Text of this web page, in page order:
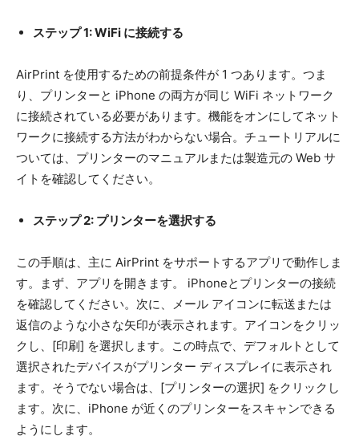
ステップ 1: WiFi に接続する
AirPrint を使用するための前提条件が 1 つあります。つま
り、プリンターと iPhone の両方が同じ WiFi ネットワーク
に接続されている必要があります。機能をオンにしてネット
ワークに接続する方法がわからない場合。チュートリアルに
ついては、プリンターのマニュアルまたは製造元の Web サ
イトを確認してください。
ステップ 2: プリンターを選択する
この手順は、主に AirPrint をサポートするアプリで動作しま
す。まず、アプリを開きます。 iPhoneとプリンターの接続
を確認してください。次に、メール アイコンに転送または
返信のような小さな矢印が表示されます。アイコンをクリッ
クし、[印刷] を選択します。この時点で、デフォルトとして
選択されたデバイスがプリンター ディスプレイに表示され
ます。そうでない場合は、[プリンターの選択] をクリックし
ます。次に、iPhone が近くのプリンターをスキャンできる
ようにします。